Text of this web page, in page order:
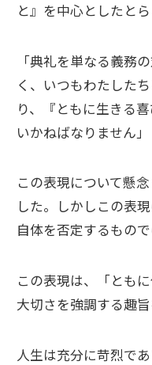
と』を中心としたと
「典礼を単なる義務
く、いつもわたした
り、『ともに生きる
いかねばなりません」
この表現について懸
した。しかしこの表
自体を否定するもの
この表現は、「とも
大切さを強調する趣
人生は充分に苛烈で